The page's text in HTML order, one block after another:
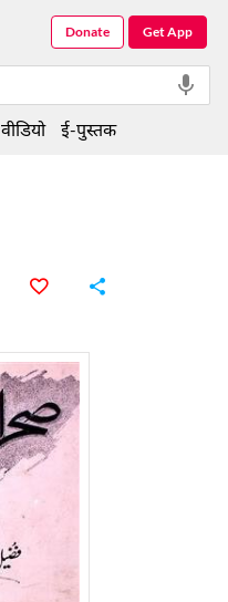
Get App
Donate
वीडियो ई-पुस्तक